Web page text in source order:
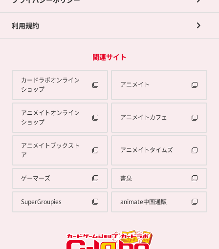
利用規約
関連サイト
カードラボオンライン
ショップ
アニメイト
アニメイトオンライン
ショップ
アニメイトカフェ
アニメイトブックスト
ア
アニメイトタイムズ
ゲーマーズ 書泉
SuperGroupies animate中国通販